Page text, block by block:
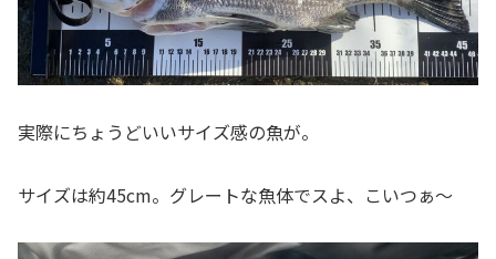
実際にちょうどいいサイズ感の魚が。
サイズは約45cm。グレートな魚体でスよ、こいつぁ～